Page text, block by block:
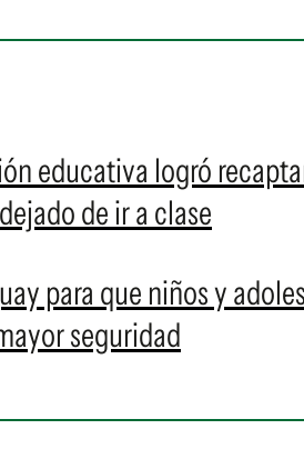
educativa logró
de ir a clase
para que niños y
seguridad